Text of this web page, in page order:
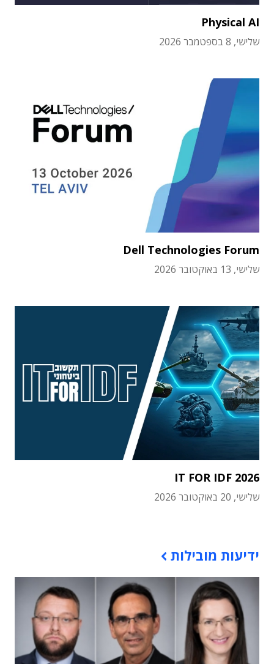
Physical AI
שלישי, 8 בספטמבר 2026
Dell Technologies Forum
שלישי, 13 באוקטובר 2026
IT FOR IDF 2026
שלישי, 20 באוקטובר 2026
ידיעות מובילות